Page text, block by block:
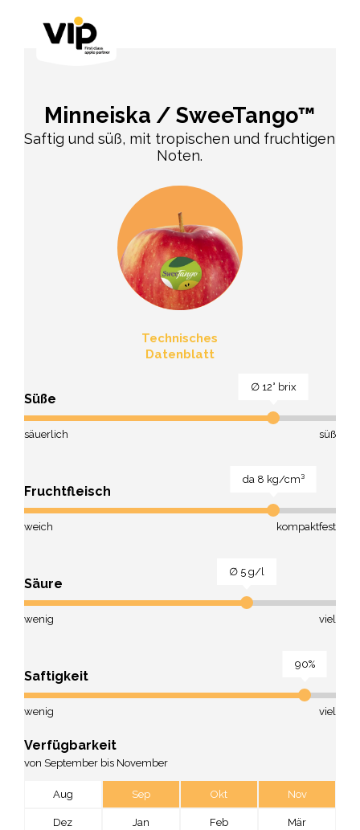
Minneiska / SweeTango™
Saftig und süß, mit tropischen und fruchtigen
Noten.
Technisches
Datenblatt
Süße
∅ 12° brix
säuerlich süß
Fruchtfleisch
da 8 kg/cm³
weich kompaktfest
Säure
∅ 5 g/l
wenig viel
Saftigkeit
90%
wenig viel
Verfügbarkeit
von September bis November
Aug Sep Okt Nov
Dez Jan Feb Mär